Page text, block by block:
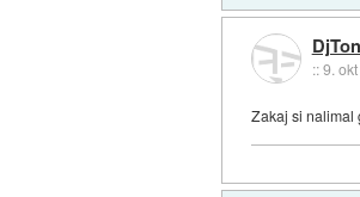
::9.
Zakaj si nalimal